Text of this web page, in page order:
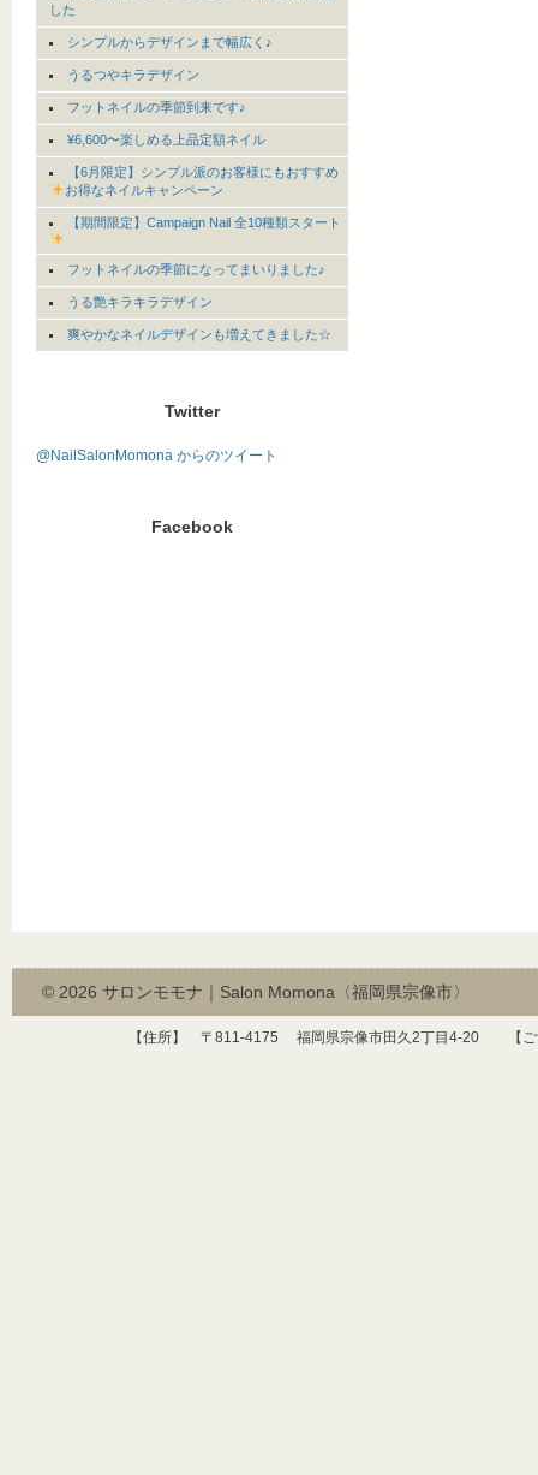
した
シンプルからデザインまで幅広く♪
うるつやキラデザイン
フットネイルの季節到来です♪
¥6,600〜楽しめる上品定額ネイル
【6月限定】シンプル派のお客様にもおすすめ
お得なネイルキャンペーン
【期間限定】Campaign Nail 全10種類スタート
フットネイルの季節になってまいりました♪
うる艶キラキラデザイン
爽やかなネイルデザインも増えてきました☆
Twitter
@NailSalonMomona からのツイート
Facebook
© 2026 サロンモモナ｜Salon Momona〈福岡県宗像市〉
【住所】 〒 811-4175 福岡県宗像市田久2丁目 4-20 【ご